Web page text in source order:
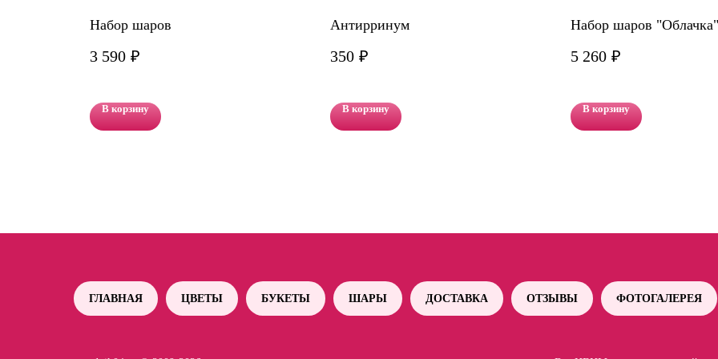
Набор шаров
3 590 ₽
В корзину
Антирринум
350 ₽
В корзину
Набор шаров "Облачка"
5 260 ₽
В корзину
ГЛАВНАЯ ЦВЕТЫ БУКЕТЫ ШАРЫ ДОСТАВКА ОТЗЫВЫ ФОТОГАЛЕРЕЯ